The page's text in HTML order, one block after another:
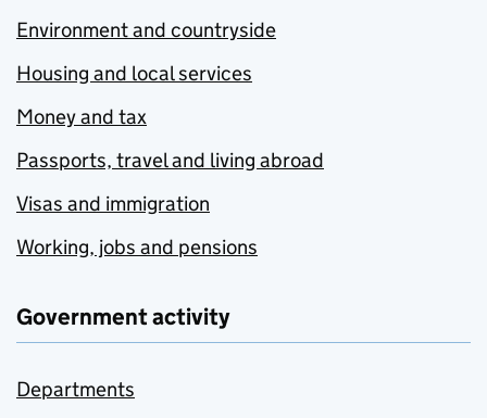
Environment and countryside
Housing and local services
Money and tax
Passports, travel and living abroad
Visas and immigration
Working, jobs and pensions
Government activity
Departments